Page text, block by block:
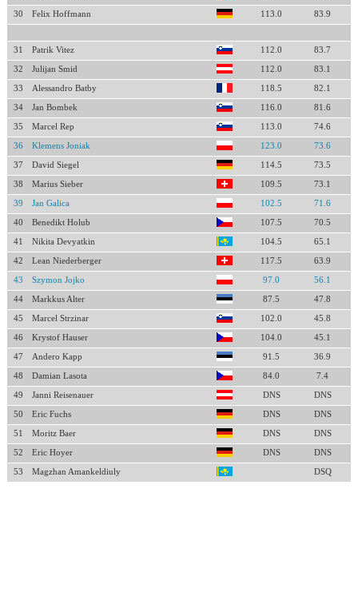
30 Felix Hoffmann 113.0 83.9
31 Patrik Vitez 112.0 83.7
32 Julijan Smid 112.0 83.1
33 Alessandro Batby 118.5 82.1
34 Jan Bombek 116.0 81.6
35 Marcel Rep 113.0 74.6
36 Klemens Joniak 123.0 73.6
37 David Siegel 114.5 73.5
38 Marius Sieber 109.5 73.1
39 Jan Galica 102.5 71.6
40 Benedikt Holub 107.5 70.5
41 Nikita Devyatkin 104.5 65.1
42 Lean Niederberger 117.5 63.9
43 Szymon Jojko 97.0 56.1
44 Markkus Alter 87.5 47.8
45 Marcel Strzinar 102.0 45.8
46 Krystof Hauser 104.0 45.1
47 Andero Kapp 91.5 36.9
48 Damian Lasota 84.0 7.4
49 Janni Reisenauer DNS DNS
50 Eric Fuchs DNS DNS
51 Moritz Baer DNS DNS
52 Eric Hoyer DNS DNS
53 Magzhan Amankeldiuly DSQ